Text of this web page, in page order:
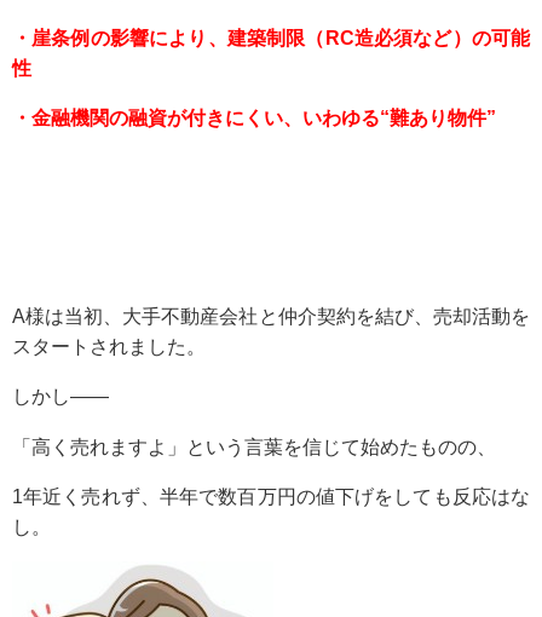
・崖条例の影響により、建築制限（RC造必須など）の可能
性
・金融機関の融資が付きにくい、いわゆる“難あり物件”
A様は当初、大手不動産会社と仲介契約を結び、売却活動を
スタートされました。
しかし――
「高く売れますよ」という言葉を信じて始めたものの、
1年近く売れず、半年で数百万円の値下げをしても反応はな
し。